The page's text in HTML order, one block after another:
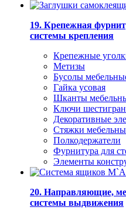
19. Крепежная
системы крепления
Крепежные
Метизы
Бусолы
Гайка усовая
Шканты
Ключи
Декоративные
Стяжки
Полкодержатели
Фурнитура для
Элементы
20. Направляющие,
системы выдвижения